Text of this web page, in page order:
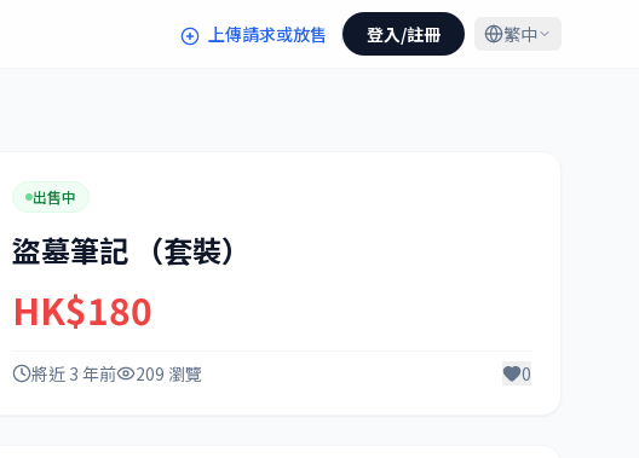
上傳請求或放售 登入/註冊 繁中
出售中
盜墓筆記 （套裝）
HK$180
將近 3 年前 209 瀏覽 0